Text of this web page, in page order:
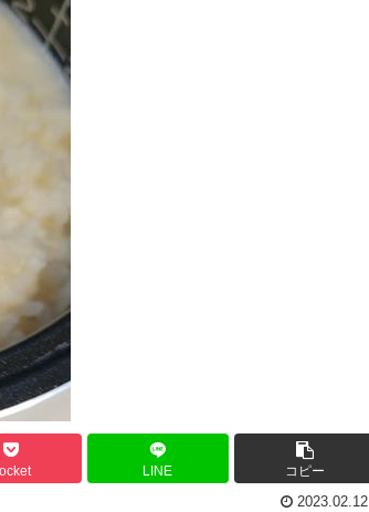
LINE コピー
2023.02.12